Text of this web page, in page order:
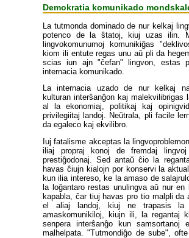
Demokratia komunikado
La tutmonda dominado de nur kelkaj
potenco de la ŝtatoj, kiuj uzas ilin.
lingvokomunumoj komunikiĝas
kiom ili entute regas unu aŭ pli da
scias iun ajn "ĉefan" lingvon, estas
internacia komunikado.
La internacia uzado de nur kelkaj
kulturan interŝanĝon kaj malekvilibrigas
al la ekonomiaj, politikaj kaj
privilegiitaj landoj. Neŭtrala, pli facile
da egaleco kaj ekvilibro.
Iuj fatalisme akceptas la
iliaj propraj konoj de fremdaj
prestiĝodonaj. Sed antaŭ ĉio la
havas ĉiujn kialojn por konservi la
kun ilia intereso, ke la amaso de
la loĝantaro restas unulingva aŭ nur en
kapabla, ĉar tiuj havas pro tio malpli da
el aliaj landoj, kiuj ne trapasis la
amaskomunikiloj, kiujn ili, la regantaj
senpera interŝanĝo kun samsortanoj
malhelpata. "Tutmondiĝo de sube",